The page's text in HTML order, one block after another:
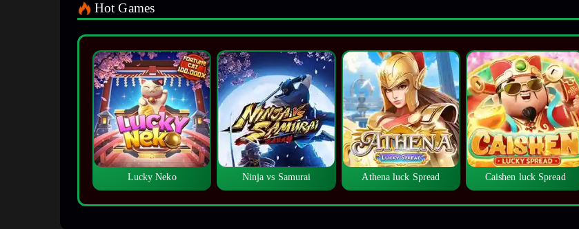
Hot Games
Lucky Neko Ninja vs Samurai Athena luck Spread Caishen luck Spread